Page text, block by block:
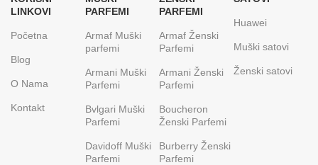
LINKOVI
Početna
Blog
O Nama
Kontakt
PARFEMI
Armaf Muški
parfemi
Armani Muški
Parfemi
Bvlgari Muški
Parfemi
Davidoff Muški
Parfemi
PARFEMI
Armaf Ženski
Parfemi
Armani Ženski
Parfemi
Boucheron
Ženski Parfemi
Burberry Ženski
Parfemi
Huawei
Muški satovi
Ženski satovi